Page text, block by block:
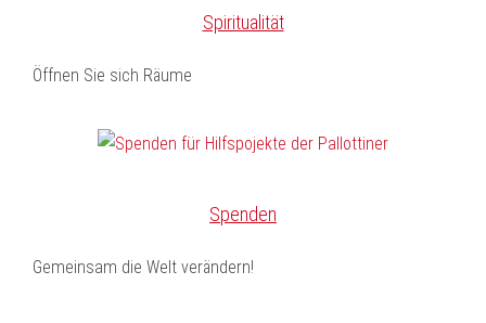
Spiritualität
Öffnen Sie sich Räume
Spenden
Gemeinsam die Welt verändern!